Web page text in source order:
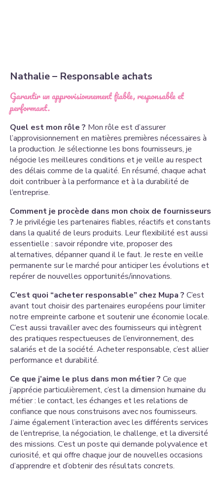
Nathalie – Responsable achats
Garantir un approvisionnement fiable, responsable et
performant.
Quel est mon rôle ? Mon rôle est d’assurer
l’approvisionnement en matières premières nécessaires à
la production. Je sélectionne les bons fournisseurs, je
négocie les meilleures conditions et je veille au respect
des délais comme de la qualité. En résumé, chaque achat
doit contribuer à la performance et à la durabilité de
l’entreprise.
Comment je procède dans mon choix de fournisseurs
? Je privilégie les partenaires fiables, réactifs et constants
dans la qualité de leurs produits. Leur flexibilité est aussi
essentielle : savoir répondre vite, proposer des
alternatives, dépanner quand il le faut. Je reste en veille
permanente sur le marché pour anticiper les évolutions et
repérer de nouvelles opportunités/innovations.
C’est quoi “acheter responsable” chez Mupa ? C’est
avant tout choisir des partenaires européens pour limiter
notre empreinte carbone et soutenir une économie locale.
C’est aussi travailler avec des fournisseurs qui intègrent
des pratiques respectueuses de l’environnement, des
salariés et de la société. Acheter responsable, c’est allier
performance et durabilité.
Ce que j’aime le plus dans mon métier ? Ce que
j’apprécie particulièrement, c’est la dimension humaine du
métier : le contact, les échanges et les relations de
confiance que nous construisons avec nos fournisseurs.
J’aime également l’interaction avec les différents services
de l’entreprise, la négociation, le challenge, et la diversité
des missions. C’est un poste qui demande polyvalence et
curiosité, et qui offre chaque jour de nouvelles occasions
d’apprendre et d’obtenir des résultats concrets.